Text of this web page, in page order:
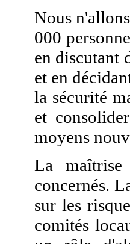
Nous
000
en discutant
et en
la sécurité
et
moyens
La
concernés.
sur les
comités